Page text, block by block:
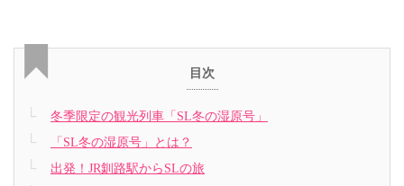
目次
冬季限定の観光列車「SL冬の湿原号」
「SL冬の湿原号」とは？
出発！JR釧路駅からSLの旅